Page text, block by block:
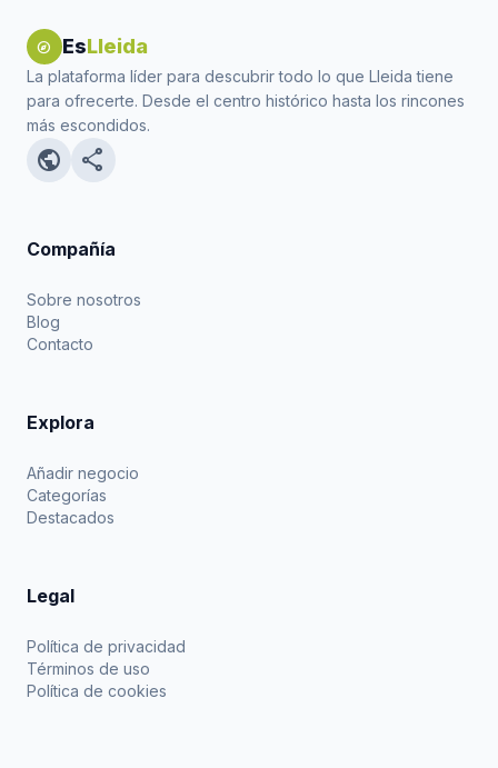
explore EsLleida
La plataforma líder para descubrir todo lo que Lleida tiene
para ofrecerte. Desde el centro histórico hasta los rincones
más escondidos.
public share
Compañía
Sobre nosotros
Blog
Contacto
Explora
Añadir negocio
Categorías
Destacados
Legal
Política de privacidad
Términos de uso
Política de cookies